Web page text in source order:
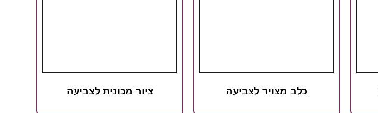
כלב מצויר לצביעה ציור מכונית לצביעה